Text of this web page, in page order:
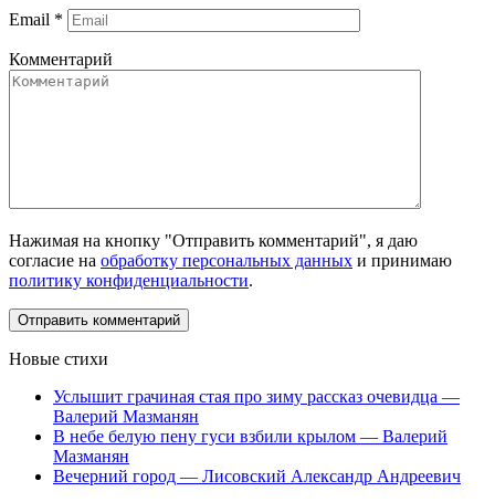
Email *
Комментарий
Нажимая на кнопку "Отправить комментарий", я даю
согласие на обработку персональных данных и принимаю
политику конфиденциальности.
Новые стихи
Услышит грачиная стая про зиму рассказ очевидца —
Валерий Мазманян
В небе белую пену гуси взбили крылом — Валерий
Мазманян
Вечерний город — Лисовский Александр Андреевич